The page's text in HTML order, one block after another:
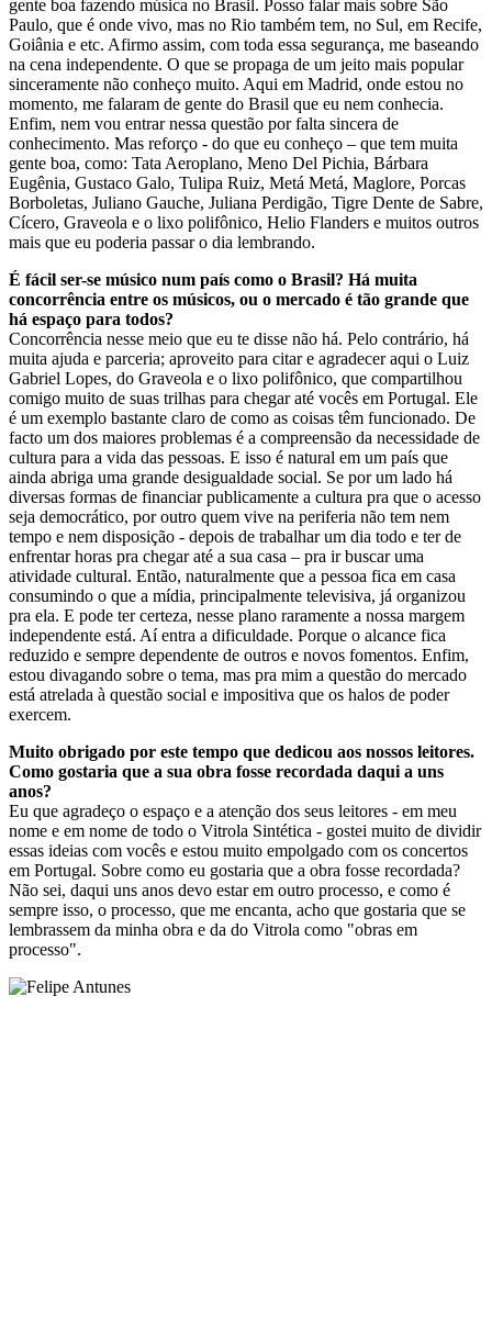
gente boa fazendo música no Brasil. Posso falar mais sobre São
Paulo, que é onde vivo, mas no Rio também tem, no Sul, em Recife,
Goiânia e etc. Afirmo assim, com toda essa segurança, me baseando
na cena independente. O que se propaga de um jeito mais popular
sinceramente não conheço muito. Aqui em Madrid, onde estou no
momento, me falaram de gente do Brasil que eu nem conhecia.
Enfim, nem vou entrar nessa questão por falta sincera de
conhecimento. Mas reforço - do que eu conheço – que tem muita
gente boa, como: Tata Aeroplano, Meno Del Pichia, Bárbara
Eugênia, Gustaco Galo, Tulipa Ruiz, Metá Metá, Maglore, Porcas
Borboletas, Juliano Gauche, Juliana Perdigão, Tigre Dente de Sabre,
Cícero, Graveola e o lixo polifônico, Helio Flanders e muitos outros
mais que eu poderia passar o dia lembrando.
É fácil ser-se músico num país como o Brasil? Há muita
concorrência entre os músicos, ou o mercado é tão grande que
há espaço para todos?
Concorrência nesse meio que eu te disse não há. Pelo contrário, há
muita ajuda e parceria; aproveito para citar e agradecer aqui o Luiz
Gabriel Lopes, do Graveola e o lixo polifônico, que compartilhou
comigo muito de suas trilhas para chegar até vocês em Portugal. Ele
é um exemplo bastante claro de como as coisas têm funcionado. De
facto um dos maiores problemas é a compreensão da necessidade de
cultura para a vida das pessoas. E isso é natural em um país que
ainda abriga uma grande desigualdade social. Se por um lado há
diversas formas de financiar publicamente a cultura pra que o acesso
seja democrático, por outro quem vive na periferia não tem nem
tempo e nem disposição - depois de trabalhar um dia todo e ter de
enfrentar horas pra chegar até a sua casa – pra ir buscar uma
atividade cultural. Então, naturalmente que a pessoa fica em casa
consumindo o que a mídia, principalmente televisiva, já organizou
pra ela. E pode ter certeza, nesse plano raramente a nossa margem
independente está. Aí entra a dificuldade. Porque o alcance fica
reduzido e sempre dependente de outros e novos fomentos. Enfim,
estou divagando sobre o tema, mas pra mim a questão do mercado
está atrelada à questão social e impositiva que os halos de poder
exercem.
Muito obrigado por este tempo que dedicou aos nossos leitores.
Como gostaria que a sua obra fosse recordada daqui a uns
anos?
Eu que agradeço o espaço e a atenção dos seus leitores - em meu
nome e em nome de todo o Vitrola Sintética - gostei muito de dividir
essas ideias com vocês e estou muito empolgado com os concertos
em Portugal. Sobre como eu gostaria que a obra fosse recordada?
Não sei, daqui uns anos devo estar em outro processo, e como é
sempre isso, o processo, que me encanta, acho que gostaria que se
lembrassem da minha obra e da do Vitrola como "obras em
processo".